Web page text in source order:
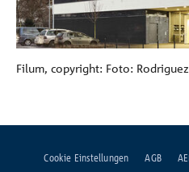
Filum, copyright: Foto: Rodriguez
Cookie Einstellungen AGB